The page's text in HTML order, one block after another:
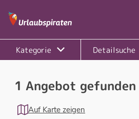
Kategorie Detailsuche
1 Angebot gefunden
Auf Karte zeigen